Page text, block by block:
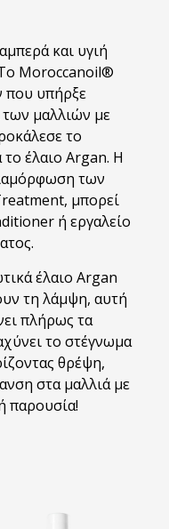
και υγιή
Moroccanoil®
που υπήρξε
μαλλιών με
το
έλαιο Argan. Η
των
μπορεί
ή εργαλείο
έλαιο Argan
τη λάμψη, αυτή
πλήρως τα
το στέγνωμα
θρέψη,
στα μαλλιά με
παρουσία!